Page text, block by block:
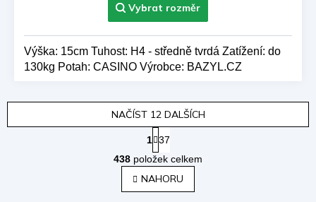
Výška: 15cm Tuhost: H4 - středně tvrdá Zatížení: do
130kg Potah: CASINO Výrobce: BAZYL.CZ
O
v
l
á
NAČÍST 12 DALŠÍCH
S
t
r
á
n
k
1 37
438 položek celkem
NAHORU